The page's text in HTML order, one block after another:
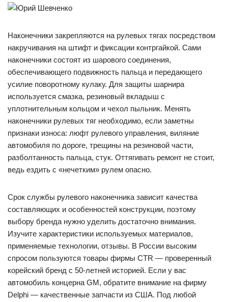
Наконечники закрепляются на рулевых тягах посредством
накручивания на штифт и фиксации контргайкой. Сами
наконечники состоят из шарового соединения,
обеспечивающего подвижность пальца и передающего
усилие поворотному кулаку. Для защиты шарнира
используется смазка, резиновый вкладыш с
уплотнительным кольцом и чехол пыльник. Менять
наконечники рулевых тяг необходимо, если заметны
признаки износа: люфт рулевого управления, виляние
автомобиля по дороге, трещины на резиновой части,
разболтанность пальца, стук. Оттягивать ремонт не стоит,
ведь ездить с «нечетким» рулем опасно.
Срок службы рулевого наконечника зависит качества
составляющих и особенностей конструкции, поэтому
выбору бренда нужно уделить достаточно внимания.
Изучите характеристики используемых материалов,
применяемые технологии, отзывы. В России высоким
спросом пользуются товары фирмы CTR ― проверенный
корейский бренд с 50-летней историей. Если у вас
автомобиль концерна GM, обратите внимание на фирму
Delphi ― качественные запчасти из США. Под любой